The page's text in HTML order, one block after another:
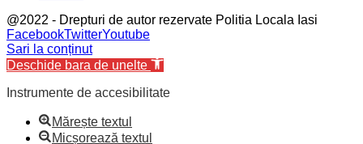
@2022 - Drepturi de autor rezervate Politia Locala Iasi
FacebookTwitterYoutube
Sari la conținut
Deschide bara de unelte
Instrumente de accesibilitate
Mărește textul
Micșorează textul